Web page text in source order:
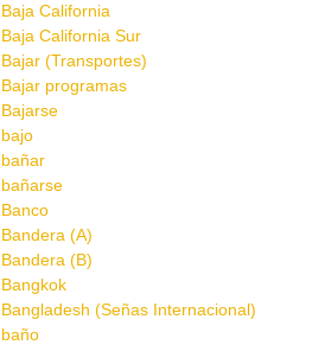
Baja California
Baja California Sur
Bajar (Transportes)
Bajar programas
Bajarse
bajo
bañar
bañarse
Banco
Bandera (A)
Bandera (B)
Bangkok
Bangladesh (Señas Internacional)
baño